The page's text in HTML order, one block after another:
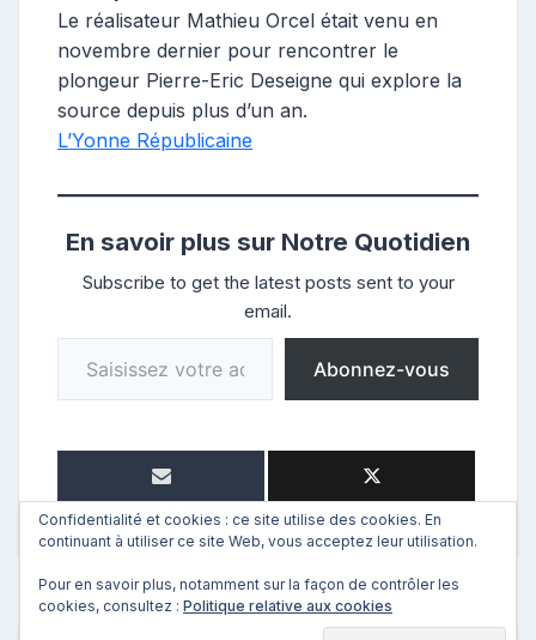
Le réalisateur Mathieu Orcel était venu en
novembre dernier pour rencontrer le
plongeur Pierre-Eric Deseigne qui explore la
source depuis plus d’un an.
L’Yonne Républicaine
En savoir plus sur Notre Quotidien
Subscribe to get the latest posts sent to your
email.
Saisissez votre adresse e-mail…
Abonnez-vous
Confidentialité et cookies : ce site utilise des cookies. En
continuant à utiliser ce site Web, vous acceptez leur utilisation.
Pour en savoir plus, notamment sur la façon de contrôler les
cookies, consultez : Politique relative aux cookies